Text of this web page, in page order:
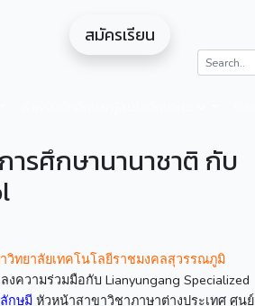
สมัครเรียน
ารศึกษานานาชาติ กับ
วิทยาลัยเทคโนโลยีราชมงคลสุวรรณภูมิ
ความร่วมมือกับ Lianyungang Specialized
กษมี หัวหน้าสาขาวิชาภาษาต่างประเทศ ศูนย์